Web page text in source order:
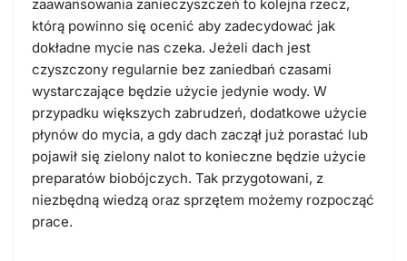
zaawansowania zanieczyszczeń to kolejna rzecz,
którą powinno się ocenić aby zadecydować jak
dokładne mycie nas czeka. Jeżeli dach jest
czyszczony regularnie bez zaniedbań czasami
wystarczające będzie użycie jedynie wody. W
przypadku większych zabrudzeń, dodatkowe użycie
płynów do mycia, a gdy dach zaczął już porastać lub
pojawił się zielony nalot to konieczne będzie użycie
preparatów biobójczych. Tak przygotowani, z
niezbędną wiedzą oraz sprzętem możemy rozpocząć
prace.